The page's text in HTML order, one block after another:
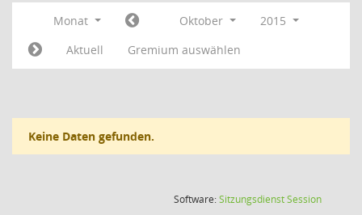
Monat Oktober
2015
Aktuell
Gremium auswählen
Keine Daten gefunden.
Software:SitzungsdienstSession(Wird in